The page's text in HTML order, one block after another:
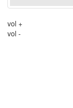
vol +
vol -